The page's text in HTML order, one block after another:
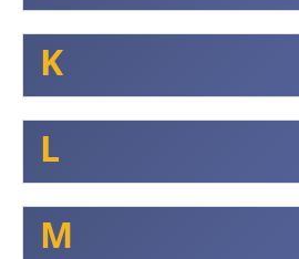
K
L
M